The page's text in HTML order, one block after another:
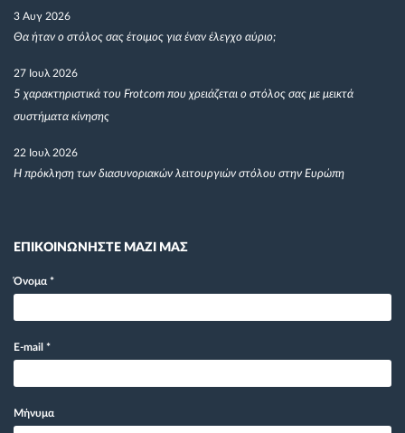
3 Αυγ 2026
Θα ήταν ο στόλος σας έτοιμος για έναν έλεγχο αύριο;
27 Ιουλ 2026
5 χαρακτηριστικά του Frotcom που χρειάζεται ο στόλος σας με μεικτά
συστήματα κίνησης
22 Ιουλ 2026
Η πρόκληση των διασυνοριακών λειτουργιών στόλου στην Ευρώπη
ΕΠΙΚΟΙΝΩΝΗΣΤΕ ΜΑΖΙ ΜΑΣ
Όνομα *
E-mail *
Μήνυμα